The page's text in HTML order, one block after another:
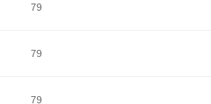
79
79
79